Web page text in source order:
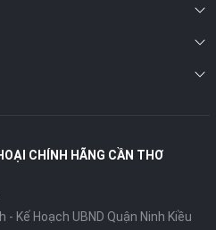
CHÍNH HÃNG CẦN THƠ
Kế Hoạch UBND Quận Ninh Kiều